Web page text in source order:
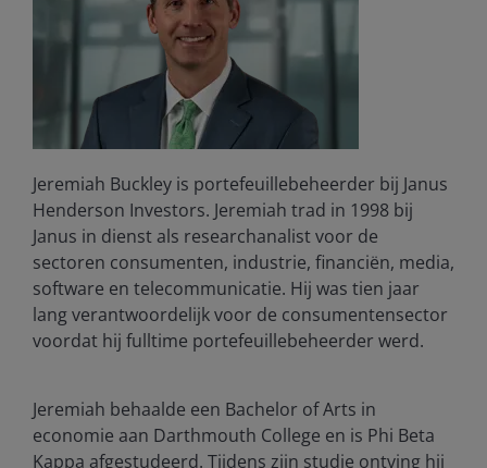
Jeremiah Buckley is portefeuillebeheerder bij Janus
Henderson Investors. Jeremiah trad in 1998 bij
Janus in dienst als researchanalist voor de
sectoren consumenten, industrie, financiën, media,
software en telecommunicatie. Hij was tien jaar
lang verantwoordelijk voor de consumentensector
voordat hij fulltime portefeuillebeheerder werd.
Jeremiah behaalde een Bachelor of Arts in
economie aan Darthmouth College en is Phi Beta
Kappa afgestudeerd. Tijdens zijn studie ontving hij